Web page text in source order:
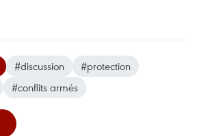
#discussion
#protection
#conflits armés